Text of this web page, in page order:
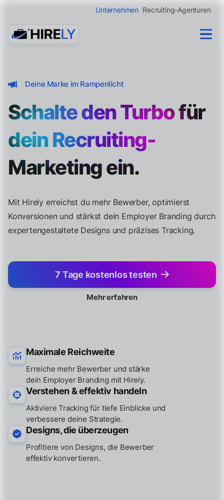
Unternehmen Recruiting-Agenturen
Deine Marke im Rampenlicht
Schalte den Turbo für
dein Recruiting-
Marketing ein.
Mit Hirely erreichst du mehr Bewerber, optimierst
Konversionen und stärkst dein Employer Branding durch
expertengestaltete Designs und präzises Tracking.
7 Tage kostenlos testen
Mehr erfahren
Maximale Reichweite
Erreiche mehr Bewerber und stärke
dein Employer Branding mit Hirely.
Verstehen & effektiv handeln
Aktiviere Tracking für tiefe Einblicke und
verbessere deine Strategie.
Designs, die überzeugen
Profitiere von Designs, die Bewerber
effektiv konvertieren.